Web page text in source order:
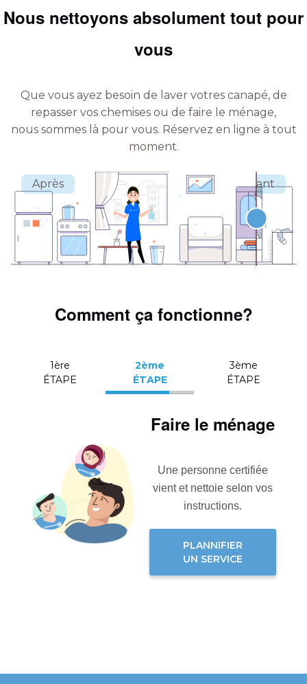
Nous nettoyons absolument tout pour
vous
Que vous ayez besoin de laver votres canapé, de
repasser vos chemises ou de faire le ménage,
nous sommes là pour vous. Réservez en ligne à tout
moment.
Comment ça fonctionne?
1ère
ÉTAPE
2ème
ÉTAPE
3ème
ÉTAPE
Faire le ménage
Une personne certifiée
vient et nettoie selon vos
instructions.
PLANNIFIER
UN SERVICE